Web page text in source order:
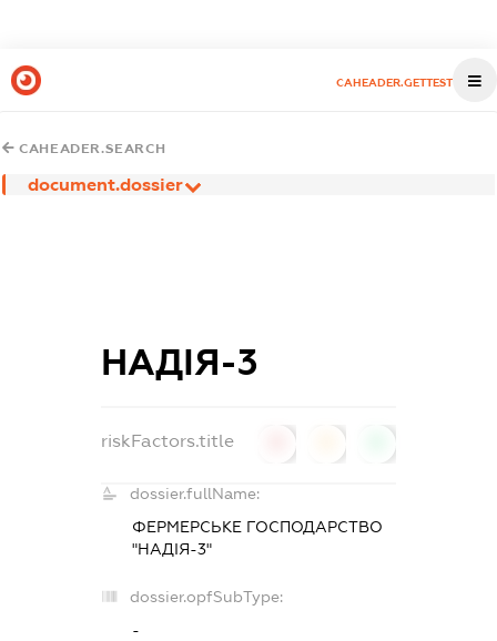
CAHEADER.GETTEST
CAHEADER.SEARCH
document.dossier
НАДІЯ-3
riskFactors.title
dossier.fullName:
ФЕРМЕРСЬКЕ ГОСПОДАРСТВО
"НАДІЯ-3"
dossier.opfSubType:
-